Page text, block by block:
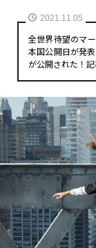
2021.11.05
全世界待望のマ
本国公開日が発
が公開された！